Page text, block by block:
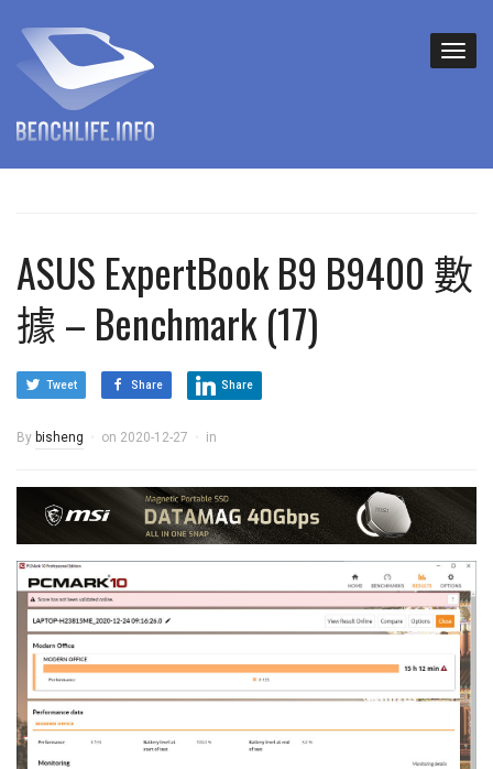
ASUS ExpertBook B9 B9400 數
據 – Benchmark (17)
Tweet Share Share
By bisheng on 2020-12-27 in